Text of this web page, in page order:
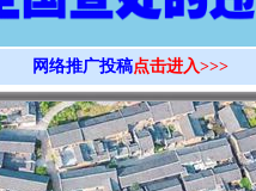
网络推广投稿点击进入>>>